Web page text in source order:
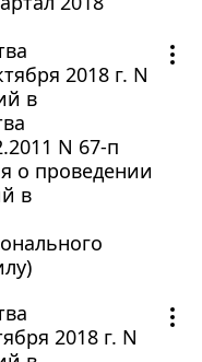
2018 г. N
в
N 67-п
о проведении
в
2018 г. N